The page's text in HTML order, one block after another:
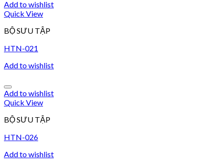
Add to wishlist
Quick View
BỘ SƯU TẬP
HTN-021
Add to wishlist
Add to wishlist
Quick View
BỘ SƯU TẬP
HTN-026
Add to wishlist